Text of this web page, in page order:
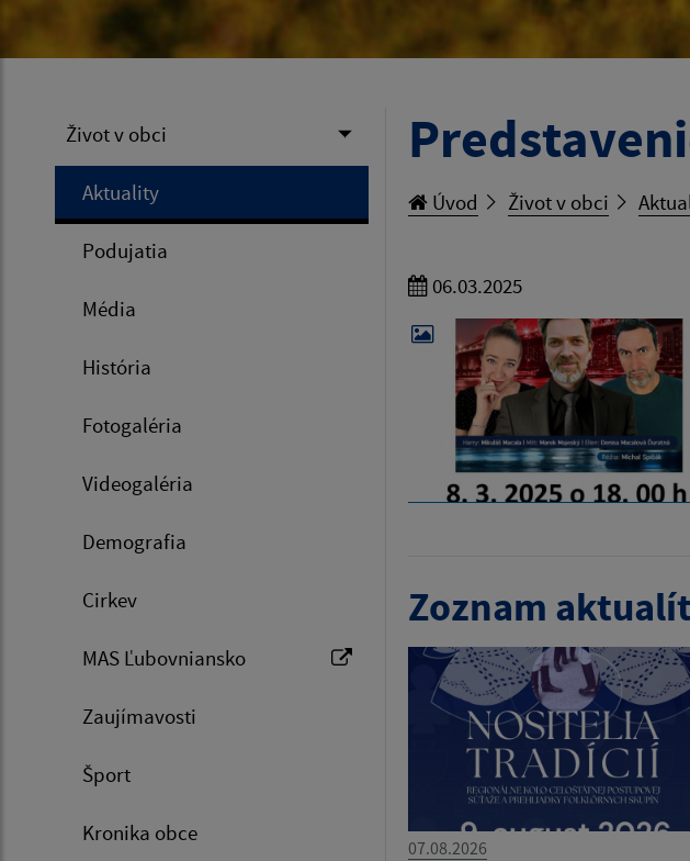
Život v obci
Aktuality
Podujatia
Média
História
Fotogaléria
Videogaléria
Demografia
Cirkev
MAS Ľubovniansko
Zaujímavosti
Šport
Kronika obce
Úvod Život v obci
06.03.2025
Zoznam
07.08.2026